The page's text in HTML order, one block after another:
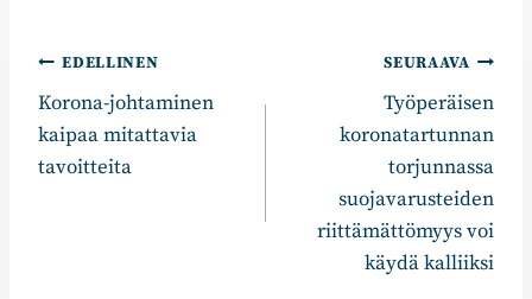
Artikkelien
selaus
EDELLINEN
Korona-johtaminen
kaipaa mitattavia
tavoitteita
SEURAAVA
Työperäisen
koronatartunnan
torjunnassa
suojavarusteiden
riittämättömyys voi
käydä kalliiksi